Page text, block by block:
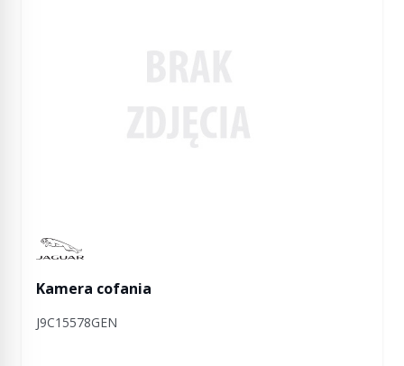
Manufactured by Jaguar
Kamera cofania
J9C15578GEN